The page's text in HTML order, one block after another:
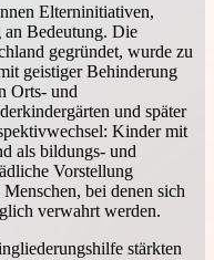
Elterninitiativen,
an Bedeutung. Die
gegründet, wurde zu
geistiger Behinderung
Orts- und
und später
Kinder mit
als bildungs- und
Vorstellung
bei denen sich
verwahrt werden.
stärkten